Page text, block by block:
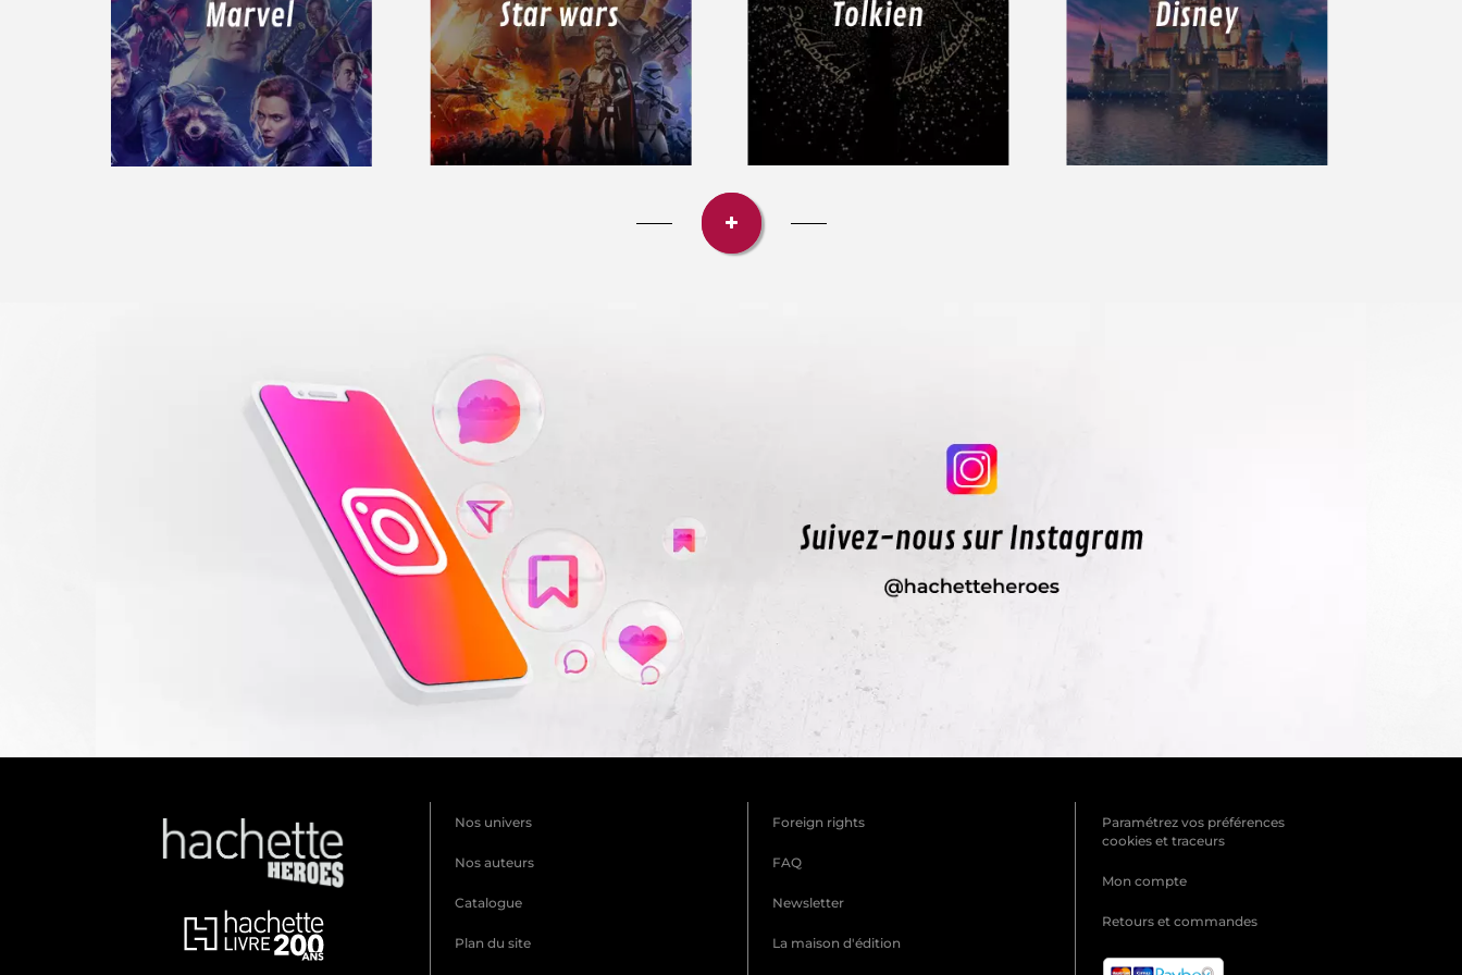
Nos univers
Nos auteurs
Catalogue
Plan du site
Foreign rights
FAQ
Newsletter
La maison d'édition
Paramétrez vos préférences
cookies et traceurs
Mon compte
Retours et commandes